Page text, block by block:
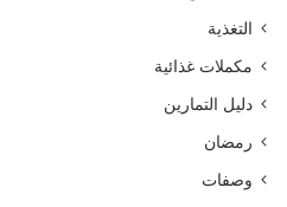
ن التغذية
مكملات غذائية
دليل التمارين
رمضان
وصفات